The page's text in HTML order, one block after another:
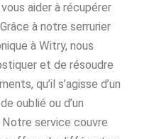
aider à récupérer
à notre serrurier
à Witry, nous
et de résoudre
qu’il s’agisse d’un
oublié ou d’un
service couvre